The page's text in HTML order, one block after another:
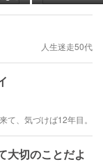
人生迷走50代
て、気づけば12年目。
切のことだよ